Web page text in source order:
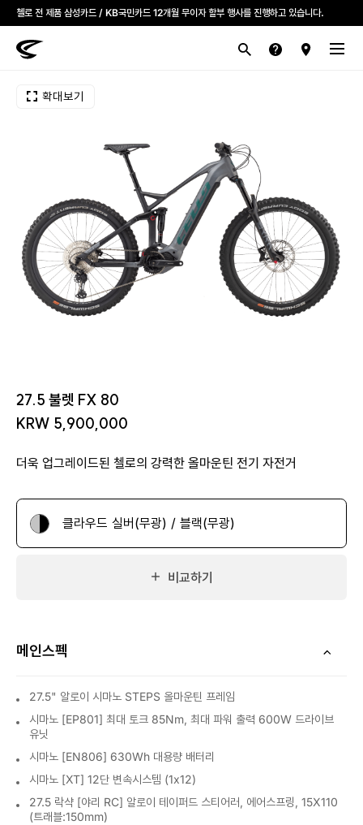
첼로 전 제품 삼성카드 / KB국민카드 12개월 무이자 할부 행사를 진행하고 있습니다.
산악
확대보기
27.5 불렛 FX 80
KRW 5,900,000
더욱 업그레이드된 첼로의 강력한 올마운틴 전기 자전거
클라우드 실버(무광) / 블랙(무광)
비교하기
메인스펙
27.5" 알로이 시마노 STEPS 올마운틴 프레임
시마노 [EP801] 최대 토크 85Nm, 최대 파워 출력 600W 드라이브
유닛
시마노 [EN806] 630Wh 대용량 배터리
시마노 [XT] 12단 변속시스템 (1x12)
27.5 락샥 [야리 RC] 알로이 테이퍼드 스티어러, 에어스프링, 15X110
(트래블:150mm)